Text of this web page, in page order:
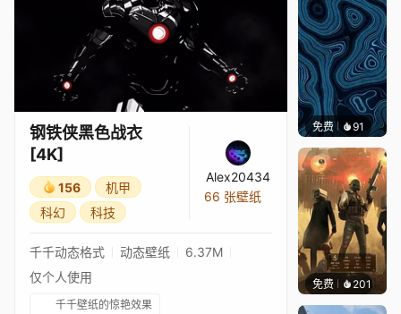
钢铁侠黑色战衣
[4K]
156
机甲
科幻
科技
Alex20434
66 张壁纸
千千动态格式 动态壁纸
6.37M
仅个人使用
千千壁纸的惊艳效果
免费 91
免费 201
千千壁纸
等作者